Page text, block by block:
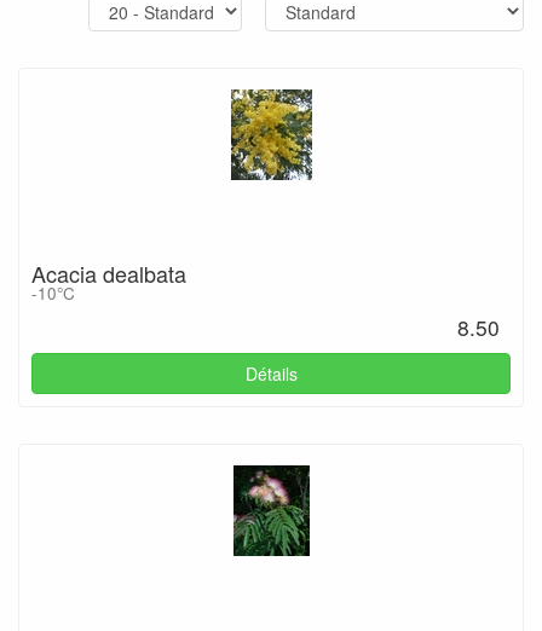
Acacia dealbata
-10°C
8.50
Détails